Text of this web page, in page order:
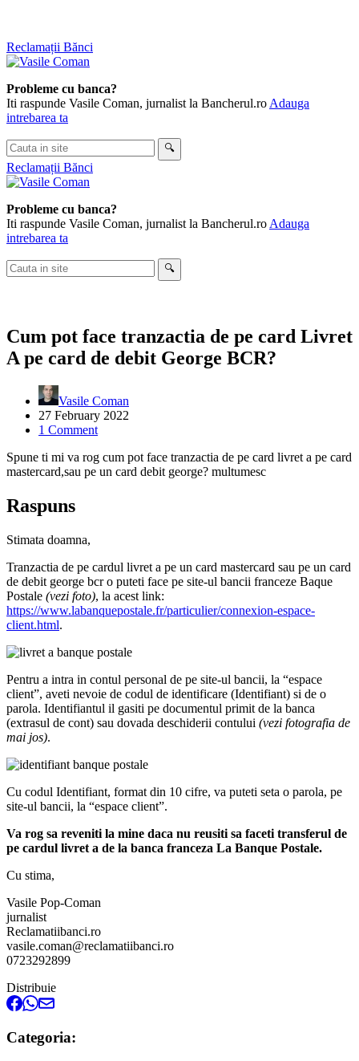
Skip
to
Reclamații Bănci
Probleme cu banca?
Iti raspunde Vasile Coman, jurnalist la Bancherul.ro Adauga
intrebarea ta
Cauta
in
site
🔍
Reclamații Bănci
Probleme cu banca?
Iti raspunde Vasile Coman, jurnalist la Bancherul.ro Adauga
intrebarea ta
Cauta
in
🔍
Cum pot face tranzactia de pe card Livret
A pe card de debit George BCR?
Vasile Coman
27 February 2022
1 Comment
Spune ti mi va rog cum pot face tranzactia de pe card livret a pe card
mastercard,sau pe un card debit george? multumesc
Raspuns
Stimata doamna,
Tranzactia de pe cardul livret a pe un card mastercard sau pe un card
de debit george bcr o puteti face pe site-ul bancii franceze Baque
Postale (vezi foto), la acest link:
https://www.labanquepostale.fr/particulier/connexion-espace-
client.html.
Pentru a intra in contul personal de pe site-ul bancii, la “espace
client”, aveti nevoie de codul de identificare (Identifiant) si de o
parola. Identifiantul il gasiti pe documentul primit de la banca
(extrasul de cont) sau dovada deschiderii contului (vezi fotografia de
mai jos).
Cu codul Identifiant, format din 10 cifre, va puteti seta o parola, pe
site-ul bancii, la “espace client”.
Va rog sa reveniti la mine daca nu reusiti sa faceti transferul de
pe cardul livret a de la banca franceza La Banque Postale.
Cu stima,
Vasile Pop-Coman
jurnalist
Reclamatiibanci.ro
vasile.coman@reclamatiibanci.ro
0723292899
Distribuie
Categoria: